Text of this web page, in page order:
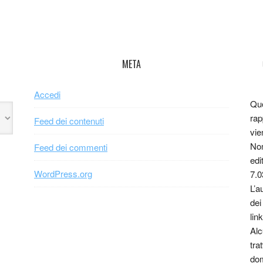
META
Accedi
Feed dei contenuti
Feed dei commenti
WordPress.org